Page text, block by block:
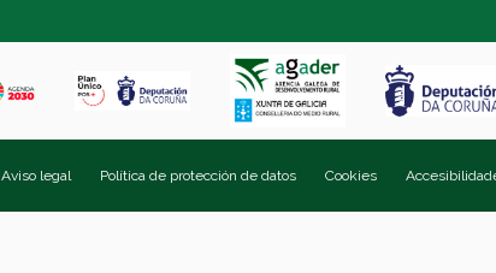
Aviso legal Política de protección de datos Cookies